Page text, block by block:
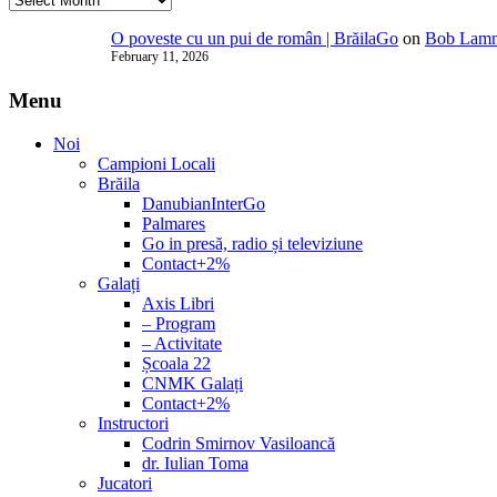
O poveste cu un pui de român | BrăilaGo on Bob
February 11, 2026
Menu
Noi
Campioni Locali
Brăila
DanubianInterGo
Palmares
Go in presă, radio și televiziune
Contact+2%
Galați
Axis Libri
– Program
– Activitate
Școala 22
CNMK Galați
Contact+2%
Instructori
Codrin Smirnov Vasiloancă
dr. Iulian Toma
Jucatori